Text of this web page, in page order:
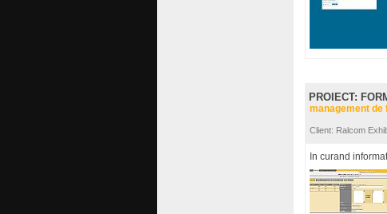
PROIECT:
management
Client: Ralcom
In curand